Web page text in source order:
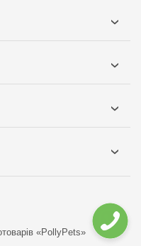
«PollyPets»